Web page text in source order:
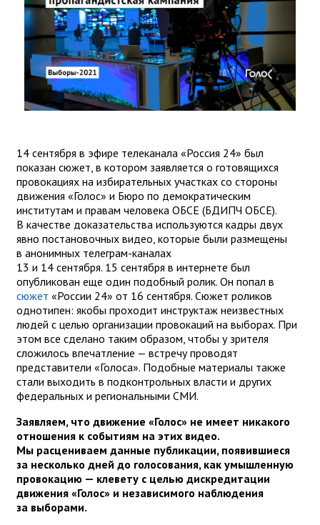
14 сентября в эфире телеканала «Россия 24» был
показан сюжет, в котором заявляется о готовящихся
провокациях на избирательных участках со стороны
движения «Голос» и Бюро по демократическим
институтам и правам человека ОБСЕ (БДИПЧ ОБСЕ).
В качестве доказательства используются кадры двух
явно постановочных видео, которые были размещены
в анонимных телеграм-каналах
13 и 14 сентября. 15 сентября в интернете был
опубликован еще один подобный ролик. Он попал в
сюжет «России 24» от 16 сентября. Сюжет роликов
однотипен: якобы проходит инструктаж неизвестных
людей с целью организации провокаций на выборах. При
этом все сделано таким образом, чтобы у зрителя
сложилось впечатление — встречу проводят
представители «Голоса». Подобные материалы также
стали выходить в подконтрольных власти и других
федеральных и региональными СМИ.
Заявляем, что движение «Голос» не имеет никакого
отношения к событиям на этих видео.
Мы расцениваем данные публикации, появившиеся
за несколько дней до голосования, как умышленную
провокацию — клевету с целью дискредитации
движения «Голос» и независимого наблюдения
за выборами.